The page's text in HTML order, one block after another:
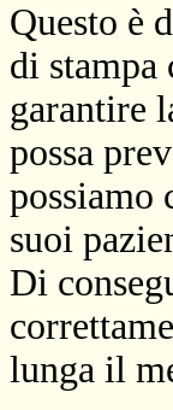
Questo è
di stampa
garantire
possa
possiamo
suoi
Di
lunga il